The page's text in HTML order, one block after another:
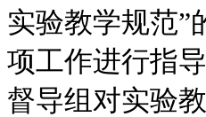
实验教学规范”
项工作进行指
督导组对实验